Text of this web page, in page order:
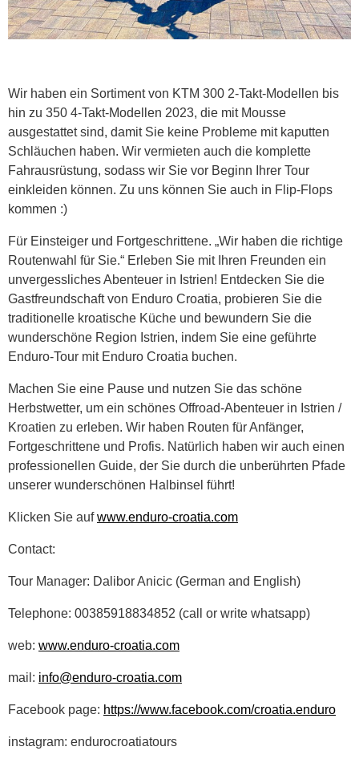
Wir haben ein Sortiment von KTM 300 2-Takt-Modellen bis
hin zu 350 4-Takt-Modellen 2023, die mit Mousse
ausgestattet sind, damit Sie keine Probleme mit kaputten
Schläuchen haben. Wir vermieten auch die komplette
Fahrausrüstung, sodass wir Sie vor Beginn Ihrer Tour
einkleiden können. Zu uns können Sie auch in Flip-Flops
kommen :)
Für Einsteiger und Fortgeschrittene. „Wir haben die richtige
Routenwahl für Sie.“ Erleben Sie mit Ihren Freunden ein
unvergessliches Abenteuer in Istrien! Entdecken Sie die
Gastfreundschaft von Enduro Croatia, probieren Sie die
traditionelle kroatische Küche und bewundern Sie die
wunderschöne Region Istrien, indem Sie eine geführte
Enduro-Tour mit Enduro Croatia buchen.
Machen Sie eine Pause und nutzen Sie das schöne
Herbstwetter, um ein schönes Offroad-Abenteuer in Istrien /
Kroatien zu erleben. Wir haben Routen für Anfänger,
Fortgeschrittene und Profis. Natürlich haben wir auch einen
professionellen Guide, der Sie durch die unberührten Pfade
unserer wunderschönen Halbinsel führt!
Klicken Sie aufwww.enduro-croatia.com
Contact:
Tour Manager: Dalibor Anicic (German and English)
Telephone: 00385918834852 (call or write whatsapp)
web: www.enduro-croatia.com
mail: info@enduro-croatia.com
Facebook page: https://www.facebook.com/croatia.enduro
instagram: endurocroatiatours